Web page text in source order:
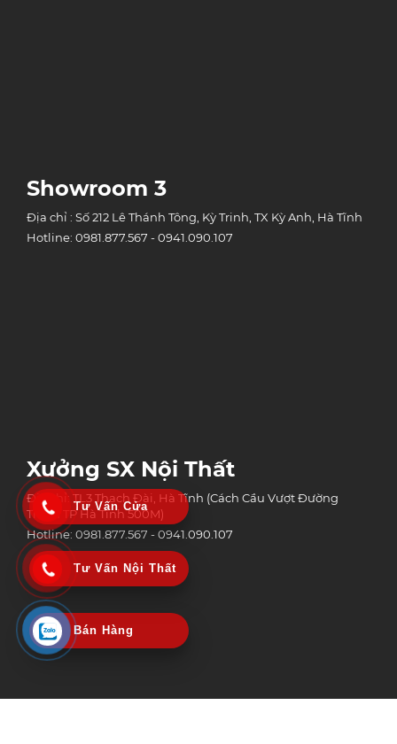
Showroom 3
Địa chỉ : Số 212 Lê Thánh Tông, Kỳ Trinh, TX Kỳ Anh, Hà Tĩnh
Hotline: 0981.877.567 - 0941.090.107
Xưởng SX Nội Thất
Địa chỉ: TL3 Thạch Đài, Hà Tĩnh (Cách Cầu Vượt Đường
Tránh TP Hà Tĩnh 500M)
Hotline: 0981.877.567 - 0941.090.107
Tư Vấn Cửa
Tư Vấn Nội Thất
Bán Hàng